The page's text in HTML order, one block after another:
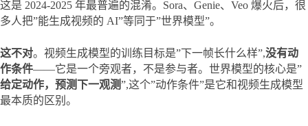
这是 2024-2025 年最普遍的混淆。Sora、Genie、Veo 爆火后，很
多人把”能生成视频的 AI”等同于”世界模型”。
这不对。视频生成模型的训练目标是”下一帧长什么样”,没有动
作条件——它是一个旁观者，不是参与者。世界模型的核心是”
给定动作，预测下一观测”,这个”动作条件”是它和视频生成模型
最本质的区别。